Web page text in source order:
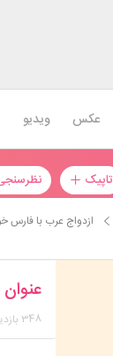
عکس ویدیو
تاپیک
ازدواج عرب با فارس
عنوان
348